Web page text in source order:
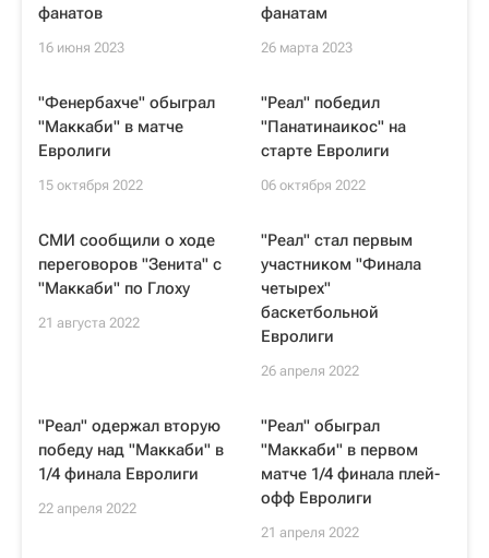
фанатов
16 июня 2023
фанатам
26 марта 2023
"Фенербахче" обыграл
"Маккаби" в матче
Евролиги
15 октября 2022
"Реал" победил
"Панатинаикос" на
старте Евролиги
06 октября 2022
СМИ сообщили о ходе
переговоров "Зенита" с
"Маккаби" по Глоху
21 августа 2022
"Реал" стал первым
участником "Финала
четырех"
баскетбольной
Евролиги
26 апреля 2022
"Реал" одержал вторую
победу над "Маккаби" в
1/4 финала Евролиги
22 апреля 2022
"Реал" обыграл
"Маккаби" в первом
матче 1/4 финала плей-
офф Евролиги
21 апреля 2022